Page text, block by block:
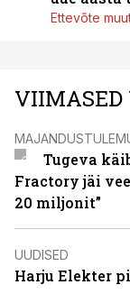
Ettevõte
VIIMASED
Tugeva
Fractory jäi
20 miljonit”
UUDISED
Harju Elekter